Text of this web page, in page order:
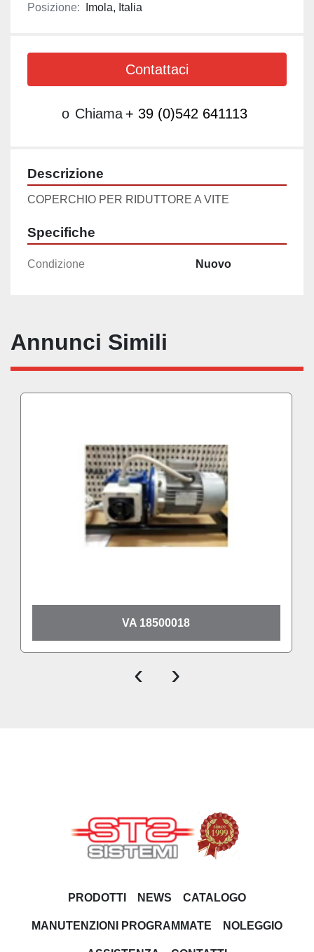
Posizione: Imola, Italia
Contattaci
o Chiama + 39 (0)542 641113
Descrizione
COPERCHIO PER RIDUTTORE A VITE
Specifiche
Condizione Nuovo
Annunci Simili
VA 18500018
‹ ›
PRODOTTI NEWS CATALOGO
MANUTENZIONI PROGRAMMATE NOLEGGIO